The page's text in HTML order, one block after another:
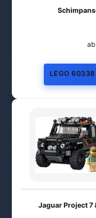
ab
LEGO 60338
Jaguar Project 7